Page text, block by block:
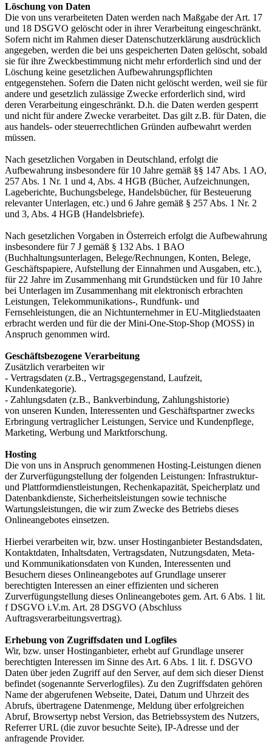
Löschung von Daten
Die von uns verarbeiteten Daten werden nach Maßgabe der Art. 17
und 18 DSGVO gelöscht oder in ihrer Verarbeitung eingeschränkt.
Sofern nicht im Rahmen dieser Datenschutzerklärung ausdrücklich
angegeben, werden die bei uns gespeicherten Daten gelöscht, sobald
sie für ihre Zweckbestimmung nicht mehr erforderlich sind und der
Löschung keine gesetzlichen Aufbewahrungspflichten
entgegenstehen. Sofern die Daten nicht gelöscht werden, weil sie für
andere und gesetzlich zulässige Zwecke erforderlich sind, wird
deren Verarbeitung eingeschränkt. D.h. die Daten werden gesperrt
und nicht für andere Zwecke verarbeitet. Das gilt z.B. für Daten, die
aus handels- oder steuerrechtlichen Gründen aufbewahrt werden
müssen.
Nach gesetzlichen Vorgaben in Deutschland, erfolgt die
Aufbewahrung insbesondere für 10 Jahre gemäß §§ 147 Abs. 1 AO,
257 Abs. 1 Nr. 1 und 4, Abs. 4 HGB (Bücher, Aufzeichnungen,
Lageberichte, Buchungsbelege, Handelsbücher, für Besteuerung
relevanter Unterlagen, etc.) und 6 Jahre gemäß § 257 Abs. 1 Nr. 2
und 3, Abs. 4 HGB (Handelsbriefe).
Nach gesetzlichen Vorgaben in Österreich erfolgt die Aufbewahrung
insbesondere für 7 J gemäß § 132 Abs. 1 BAO
(Buchhaltungsunterlagen, Belege/Rechnungen, Konten, Belege,
Geschäftspapiere, Aufstellung der Einnahmen und Ausgaben, etc.),
für 22 Jahre im Zusammenhang mit Grundstücken und für 10 Jahre
bei Unterlagen im Zusammenhang mit elektronisch erbrachten
Leistungen, Telekommunikations-, Rundfunk- und
Fernsehleistungen, die an Nichtunternehmer in EU-Mitgliedstaaten
erbracht werden und für die der Mini-One-Stop-Shop (MOSS) in
Anspruch genommen wird.
Geschäftsbezogene Verarbeitung
Zusätzlich verarbeiten wir
- Vertragsdaten (z.B., Vertragsgegenstand, Laufzeit,
Kundenkategorie).
- Zahlungsdaten (z.B., Bankverbindung, Zahlungshistorie)
von unseren Kunden, Interessenten und Geschäftspartner zwecks
Erbringung vertraglicher Leistungen, Service und Kundenpflege,
Marketing, Werbung und Marktforschung.
Hosting
Die von uns in Anspruch genommenen Hosting-Leistungen dienen
der Zurverfügungstellung der folgenden Leistungen: Infrastruktur-
und Plattformdienstleistungen, Rechenkapazität, Speicherplatz und
Datenbankdienste, Sicherheitsleistungen sowie technische
Wartungsleistungen, die wir zum Zwecke des Betriebs dieses
Onlineangebotes einsetzen.
Hierbei verarbeiten wir, bzw. unser Hostinganbieter Bestandsdaten,
Kontaktdaten, Inhaltsdaten, Vertragsdaten, Nutzungsdaten, Meta-
und Kommunikationsdaten von Kunden, Interessenten und
Besuchern dieses Onlineangebotes auf Grundlage unserer
berechtigten Interessen an einer effizienten und sicheren
Zurverfügungstellung dieses Onlineangebotes gem. Art. 6 Abs. 1 lit.
f DSGVO i.V.m. Art. 28 DSGVO (Abschluss
Auftragsverarbeitungsvertrag).
Erhebung von Zugriffsdaten und Logfiles
Wir, bzw. unser Hostinganbieter, erhebt auf Grundlage unserer
berechtigten Interessen im Sinne des Art. 6 Abs. 1 lit. f. DSGVO
Daten über jeden Zugriff auf den Server, auf dem sich dieser Dienst
befindet (sogenannte Serverlogfiles). Zu den Zugriffsdaten gehören
Name der abgerufenen Webseite, Datei, Datum und Uhrzeit des
Abrufs, übertragene Datenmenge, Meldung über erfolgreichen
Abruf, Browsertyp nebst Version, das Betriebssystem des Nutzers,
Referrer URL (die zuvor besuchte Seite), IP-Adresse und der
anfragende Provider.